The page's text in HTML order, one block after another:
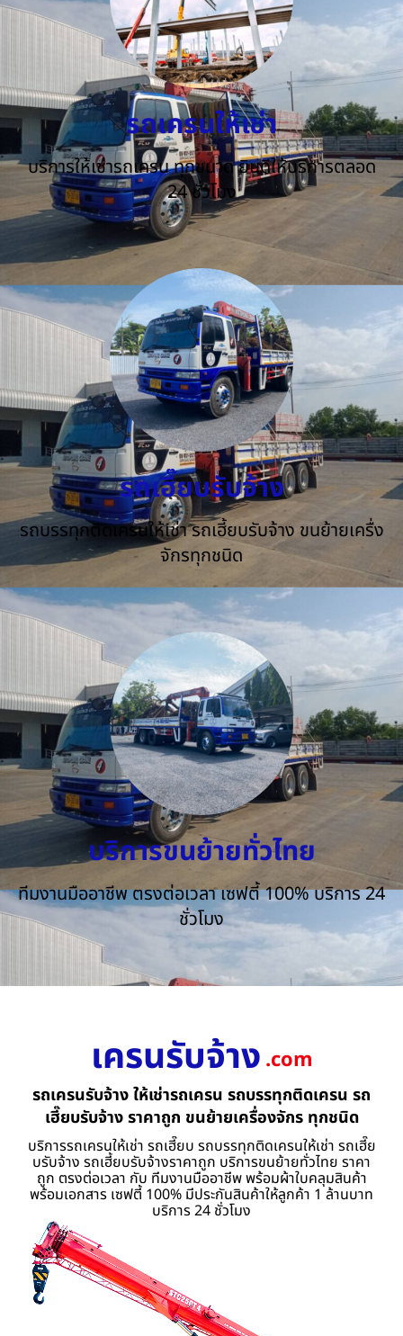
รถเครนให้เช่า
บริการให้เช่ารถเครน ทุกขนาด ยินดีให้บริการตลอด
24 ชั่วโมง
รถเฮี๊ยบรับจ้าง
รถบรรทุกติดเครนให้เช่า รถเฮี้ยบรับจ้าง ขนย้ายเครื่ง
จักรทุกชนิด
บริการขนย้ายทั่วไทย
ทีมงานมืออาชีพ ตรงต่อเวลา เซฟตี้ 100% บริการ 24
ชั่วโมง
เครนรับจ้าง .com
รถเครนรับจ้าง ให้เช่ารถเครน รถบรรทุกติดเครน รถ
เฮี๊ยบรับจ้าง ราคาถูก ขนย้ายเครื่องจักร ทุกชนิด
บริการรถเครนให้เช่า รถเฮี๊ยบ รถบรรทุกติดเครนให้เช่า รถเฮี๊ย
บรับจ้าง รถเฮี้ยบรับจ้างราคาถูก บริการขนย้ายทั่วไทย ราคา
ถูก ตรงต่อเวลา กับ ทีมงานมืออาชีพ พร้อมผ้าใบคลุมสินค้า
พร้อมเอกสาร เซฟตี้ 100% มีประกันสินค้าให้ลูกค้า 1 ล้านบาท
บริการ 24 ชั่วโมง